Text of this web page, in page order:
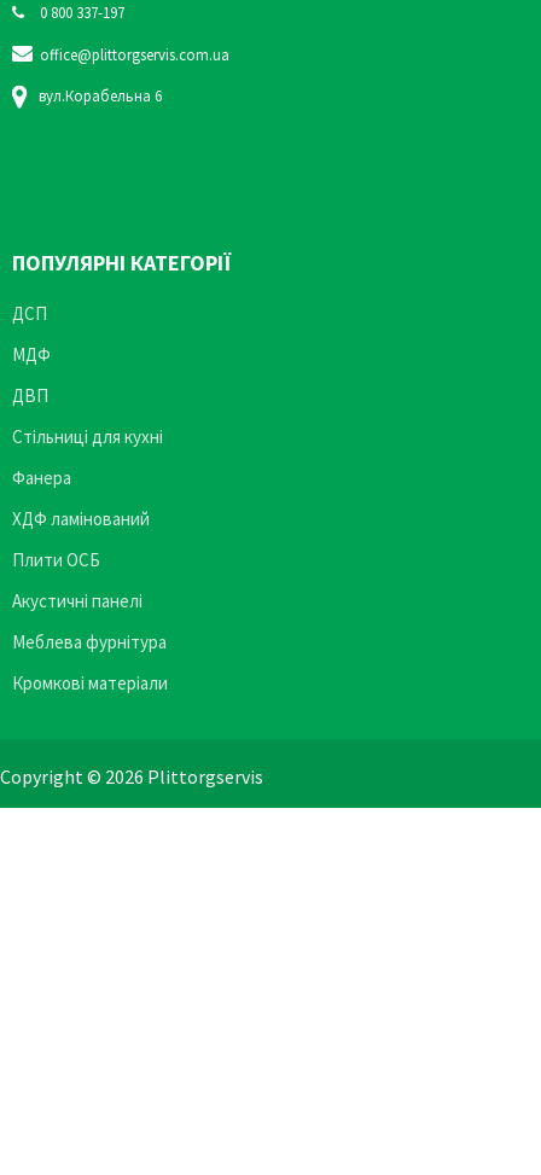
0 800 337-197
office@plittorgservis.com.ua
вул.Корабельна 6
ПОПУЛЯРНІ КАТЕГОРІЇ
ДСП
МДФ
ДВП
Стільниці для кухні
Фанера
ХДФ ламінований
Плити ОСБ
Акустичні панелі
Меблева фурнітура
Кромкові матеріали
Copyright © 2026 Plittorgservis